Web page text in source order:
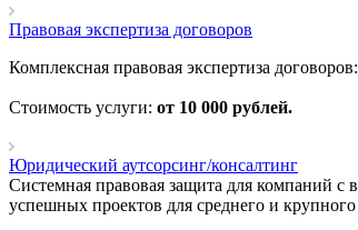
Правовая экспертиза договоров
Комплексная правовая экспертиза
Стоимость услуги: от 10 000 рублей.
Юридический аутсорсинг/консалтинг
Системная правовая защита для компаний
успешных проектов для среднего и крупного